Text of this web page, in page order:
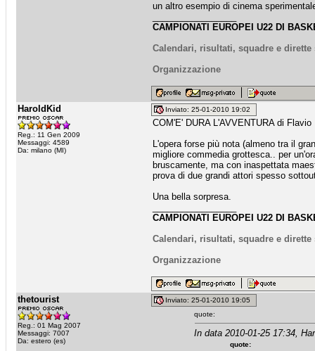
un altro esempio di cinema
CAMPIONATI EUROPEI U22 DI
Calendari, risultati, squadre e dirette
Organizzazione
HaroldKid
Reg.: 11 Gen 2009
Messaggi: 4589
Da: milano (MI)
Inviato: 25-01-2010 19:02
COM'E' DURA L'AVVENTURA di Flavio
L'opera forse più nota (almeno tra il
migliore commedia grottesca.. per
bruscamente, ma con inaspettata
prova di due grandi attori spesso
Una bella sorpresa.
CAMPIONATI EUROPEI U22 DI
Calendari, risultati, squadre e dirette
Organizzazione
thetourist
Reg.: 01 Mag 2007
Messaggi: 7007
Da: estero (es)
Inviato: 25-01-2010 19:05
quote:
In data 2010-01-25 17:34,
quote: